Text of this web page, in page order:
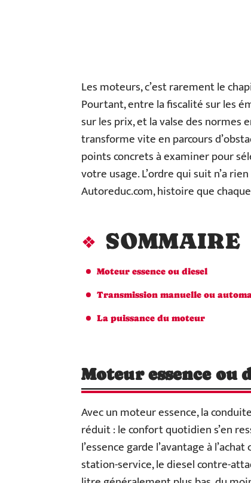
Les moteurs, c’est rarement le
Pourtant, entre la fiscalité sur les
sur les prix, et la valse des normes
transforme vite en parcours
points concrets à examiner pour
votre usage. L’ordre qui suit n’a
Autoreduc.com, histoire que
SOMMAIRE
Moteur essence ou diesel
Transmission manuelle ou
La puissance du moteur
Moteur essence ou
Avec un moteur essence, la
réduit : le confort quotidien s’en
l’essence garde l’avantage à
station-service, le diesel contre-